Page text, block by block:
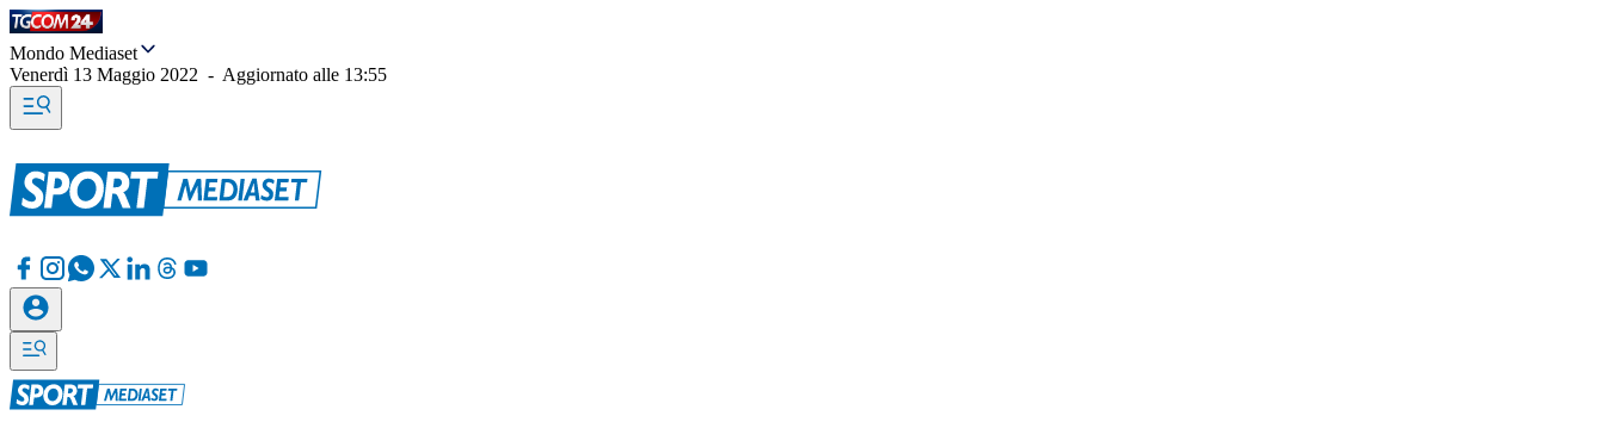
Mondo Mediaset
Venerdì 13 Maggio 2022 - Aggiornato alle 13:55